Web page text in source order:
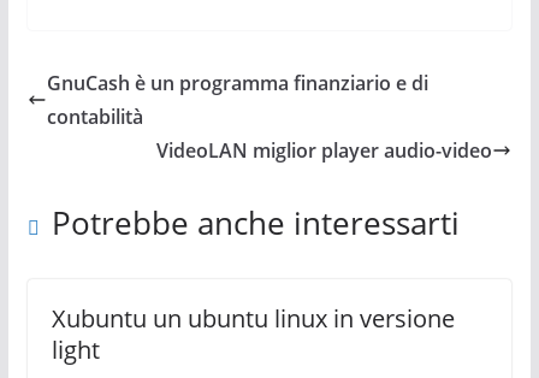
GnuCash è un programma finanziario e di
contabilità
VideoLAN miglior player audio-video
Potrebbe anche interessarti
Xubuntu un ubuntu linux in versione
light